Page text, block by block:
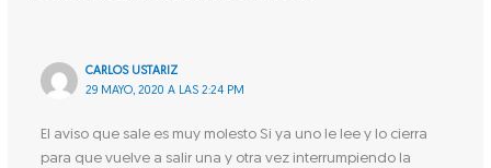
CARLOS USTARIZ
29 MAYO, 2020 A LAS 2:24 PM
El aviso que sale es muy molesto Si ya uno le lee y lo cierra
para que vuelve a salir una y otra vez interrumpiendo la